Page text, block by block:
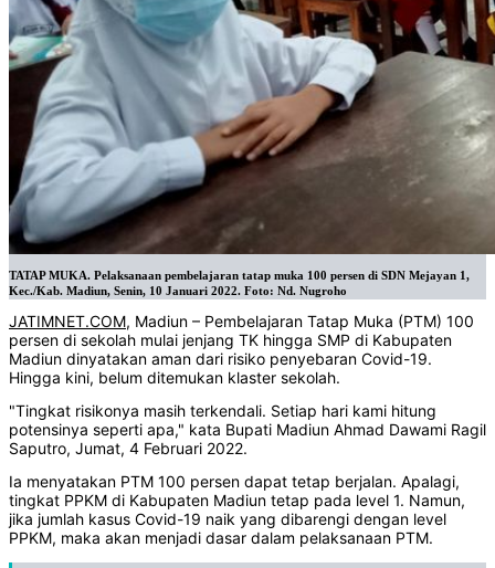
TATAP MUKA. Pelaksanaan pembelajaran tatap muka 100 persen di SDN Mejayan 1,
Kec./Kab. Madiun, Senin, 10 Januari 2022. Foto: Nd. Nugroho
JATIMNET.COM, Madiun – Pembelajaran Tatap Muka (PTM) 100
persen di sekolah mulai jenjang TK hingga SMP di Kabupaten
Madiun dinyatakan aman dari risiko penyebaran Covid-19.
Hingga kini, belum ditemukan klaster sekolah.
"Tingkat risikonya masih terkendali. Setiap hari kami hitung
potensinya seperti apa," kata Bupati Madiun Ahmad Dawami Ragil
Saputro, Jumat, 4 Februari 2022.
Ia menyatakan PTM 100 persen dapat tetap berjalan. Apalagi,
tingkat PPKM di Kabupaten Madiun tetap pada level 1. Namun,
jika jumlah kasus Covid-19 naik yang dibarengi dengan level
PPKM, maka akan menjadi dasar dalam pelaksanaan PTM.